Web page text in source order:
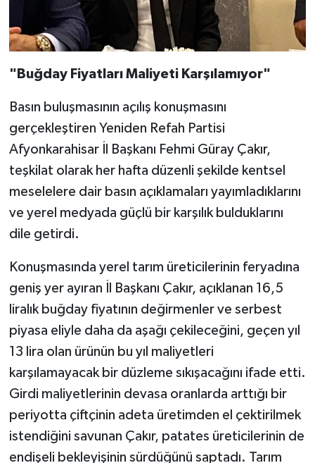
"Buğday Fiyatları Maliyeti Karşılamıyor"
Basın buluşmasının açılış konuşmasını
gerçekleştiren Yeniden Refah Partisi
Afyonkarahisar İl Başkanı Fehmi Güray Çakır,
teşkilat olarak her hafta düzenli şekilde kentsel
meselelere dair basın açıklamaları yayımladıklarını
ve yerel medyada güçlü bir karşılık bulduklarını
dile getirdi.
Konuşmasında yerel tarım üreticilerinin feryadına
geniş yer ayıran İl Başkanı Çakır, açıklanan 16,5
liralık buğday fiyatının değirmenler ve serbest
piyasa eliyle daha da aşağı çekileceğini, geçen yıl
13 lira olan ürünün bu yıl maliyetleri
karşılamayacak bir düzleme sıkışacağını ifade etti.
Girdi maliyetlerinin devasa oranlarda arttığı bir
periyotta çiftçinin adeta üretimden el çektirilmek
istendiğini savunan Çakır, patates üreticilerinin de
endişeli bekleyişinin sürdüğünü saptadı. Tarım